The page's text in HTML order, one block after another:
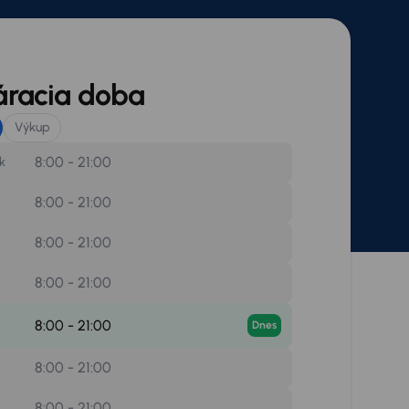
doba
Výkup
8:00 - 21:00
8:00 - 21:00
8:00 - 21:00
8:00 - 21:00
8:00 - 21:00 Dnes
8:00 - 21:00